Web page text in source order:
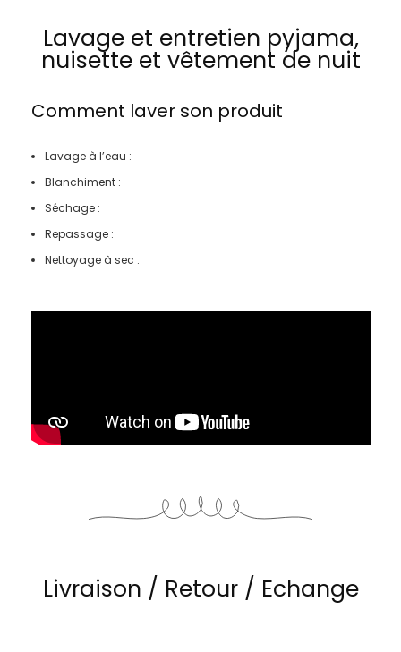
Lavage et entretien pyjama,
nuisette et vêtement de nuit
Comment laver son produit
Lavage à l’eau :
Blanchiment :
Séchage :
Repassage :
Nettoyage à sec :
Livraison / Retour / Echange